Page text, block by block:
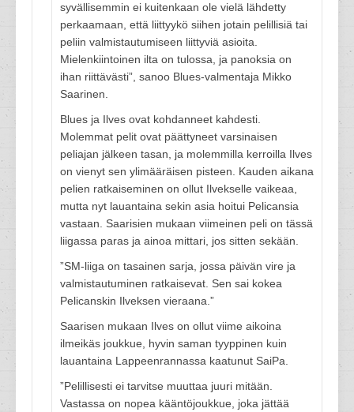
syvällisemmin ei kuitenkaan ole vielä lähdetty
perkaamaan, että liittyykö siihen jotain pelillisiä tai
peliin valmistautumiseen liittyviä asioita.
Mielenkiintoinen ilta on tulossa, ja panoksia on
ihan riittävästi”, sanoo Blues-valmentaja Mikko
Saarinen.
Blues ja Ilves ovat kohdanneet kahdesti.
Molemmat pelit ovat päättyneet varsinaisen
peliajan jälkeen tasan, ja molemmilla kerroilla Ilves
on vienyt sen ylimääräisen pisteen. Kauden aikana
pelien ratkaiseminen on ollut Ilvekselle vaikeaa,
mutta nyt lauantaina sekin asia hoitui Pelicansia
vastaan. Saarisien mukaan viimeinen peli on tässä
liigassa paras ja ainoa mittari, jos sitten sekään.
”SM-liiga on tasainen sarja, jossa päivän vire ja
valmistautuminen ratkaisevat. Sen sai kokea
Pelicanskin Ilveksen vieraana.”
Saarisen mukaan Ilves on ollut viime aikoina
ilmeikäs joukkue, hyvin saman tyyppinen kuin
lauantaina Lappeenrannassa kaatunut SaiPa.
”Pelillisesti ei tarvitse muuttaa juuri mitään.
Vastassa on nopea kääntöjoukkue, joka jättää